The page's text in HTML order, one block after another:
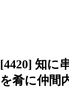
[4420] 知に
を肴に仲間